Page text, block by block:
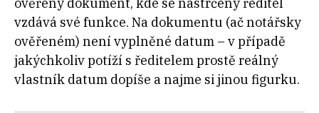
vzdává své funkce. Na dokumentu (ač notářsky
ověřeném) není vyplněné datum – v případě
jakýchkoliv potíží s ředitelem prostě reálný
vlastník datum dopíše a najme si jinou figurku.